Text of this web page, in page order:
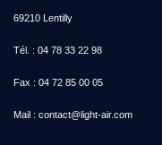
69210 Lentilly
Tél. : 04 78 33 22 98
Fax : 04 72 85 00 05
Mail : contact@light-air.com